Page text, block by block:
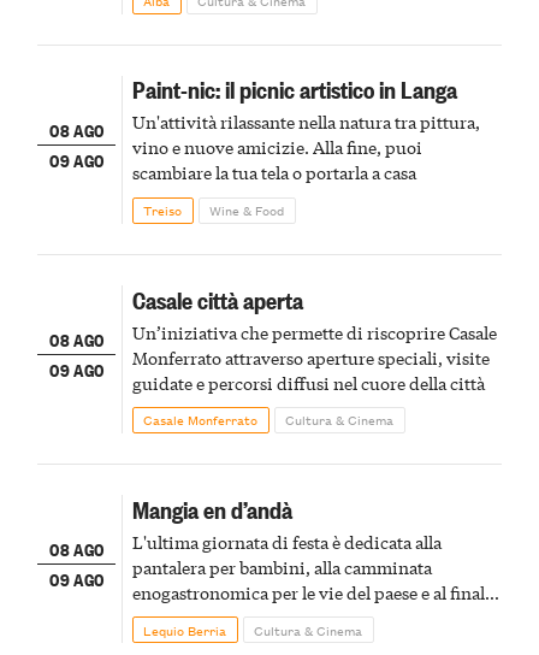
08 AGO
09 AGO
Paint-nic: il picnic artistico in Langa
Un'attività rilassante nella natura tra pittura,
vino e nuove amicizie. Alla fine, puoi
scambiare la tua tela o portarla a casa
Treiso Wine & Food
08 AGO
09 AGO
Casale città aperta
Un’iniziativa che permette di riscoprire Casale
Monferrato attraverso aperture speciali, visite
guidate e percorsi diffusi nel cuore della città
Casale Monferrato Cultura & Cinema
08 AGO
09 AGO
Mangia en d’andà
L'ultima giornata di festa è dedicata alla
pantalera per bambini, alla camminata
enogastronomica per le vie del paese e al finale
pirotecnico
Lequio Berria Cultura & Cinema